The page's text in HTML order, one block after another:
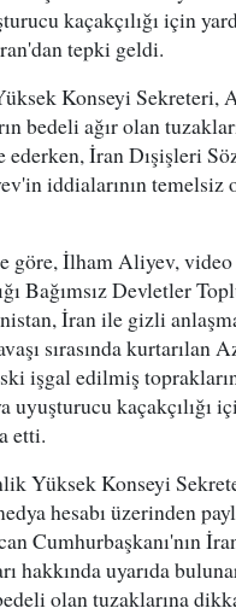
kaçakçılığı için
tepki geldi.
Konseyi Sekreteri,
bedeli ağır olan
İran Dışişleri
iddialarının temelsiz
göre, İlham Aliyev, video
Bağımsız Devletler
İran ile gizli
sırasında kurtarılan
işgal edilmiş
uyuşturucu kaçakçılığı
etti.
Yüksek Konseyi
hesabı üzerinden
Cumhurbaşkanı'nın
hakkında uyarıda
olan tuzaklarına